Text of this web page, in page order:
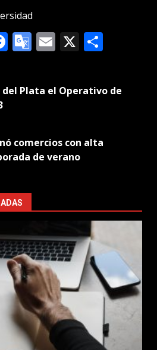
Facebook
Google
Email
X
Plata el Operativo de
comercios con alta
de verano